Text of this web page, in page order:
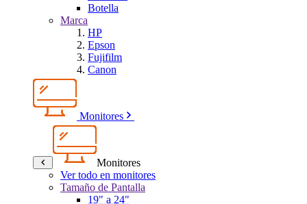
Botella
Marca
HP
Epson
Fujifilm
Canon
Monitores
Monitores
Ver todo en monitores
Tamaño de Pantalla
19" a 24"